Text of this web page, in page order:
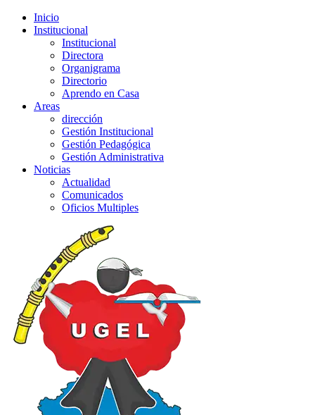
Inicio
Institucional
Institucional
Directora
Organigrama
Directorio
Aprendo en Casa
Areas
dirección
Gestión Institucional
Gestión Pedagógica
Gestión Administrativa
Noticias
Actualidad
Comunicados
Oficios Multiples